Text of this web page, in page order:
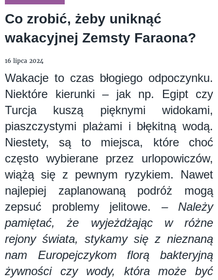
Co zrobić, żeby uniknąć
wakacyjnej Zemsty Faraona?
16 lipca 2024
Wakacje to czas błogiego odpoczynku.
Niektóre kierunki – jak np. Egipt czy
Turcja kuszą pięknymi widokami,
piaszczystymi plażami i błękitną wodą.
Niestety, są to miejsca, które choć
często wybierane przez urlopowiczów,
wiążą się z pewnym ryzykiem. Nawet
najlepiej zaplanowaną podróż mogą
zepsuć problemy jelitowe. – Należy
pamiętać, że wyjeżdżając w różne
rejony świata, stykamy się z nieznaną
nam Europejczykom florą bakteryjną
żywności czy wody, która może być